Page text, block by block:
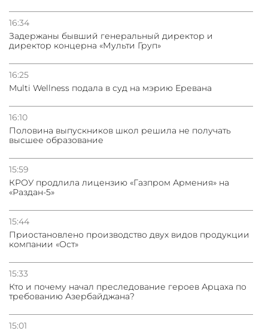
16:34
Задержаны бывший генеральный директор и
директор концерна «Мульти Груп»
16:25
Multi Wellness подала в суд на мэрию Еревана
16:10
Половина выпускников школ решила не получать
высшее образование
15:59
КРОУ продлила лицензию «Газпром Армения» на
«Раздан-5»
15:44
Приостановлено производство двух видов продукции
компании «Ост»
15:33
Кто и почему начал преследование героев Арцаха по
требованию Азербайджана?
15:01